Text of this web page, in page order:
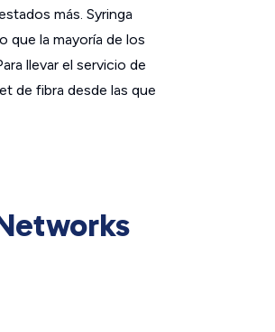
más. Syringa
que la mayoría de los
llevar el servicio de
de fibra desde las que